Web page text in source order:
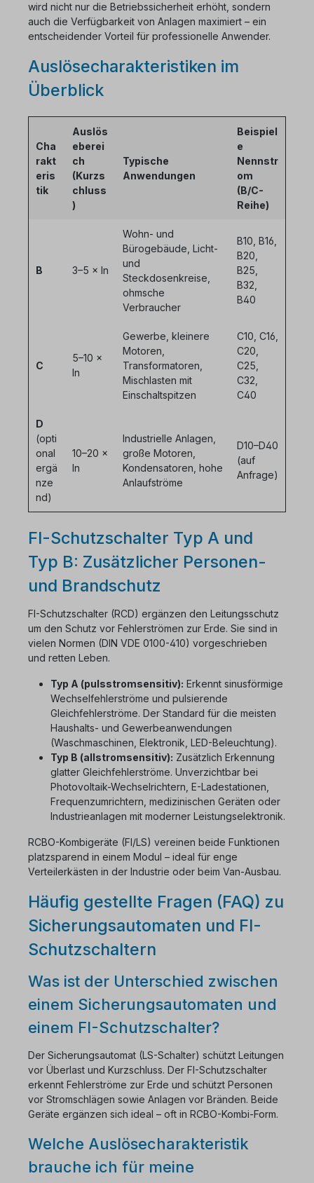
wird nicht nur die Betriebssicherheit erhöht, sondern
auch die Verfügbarkeit von Anlagen maximiert – ein
entscheidender Vorteil für professionelle Anwender.
Auslösecharakteristiken im
Überblick
Cha
rakt
eris
tik
Auslös
eberei
ch
(Kurzs
chluss
)
Typische
Anwendungen
Beispiel
e
Nennstr
om
(B/C-
Reihe)
B 3–5 × In
Wohn- und
Bürogebäude, Licht-
und
Steckdosenkreise,
ohmsche
Verbraucher
B10, B16,
B20,
B25,
B32,
B40
C
5–10 ×
In
Gewerbe, kleinere
Motoren,
Transformatoren,
Mischlasten mit
Einschaltspitzen
C10, C16,
C20,
C25,
C32,
C40
D
(opti
onal
ergä
nze
nd)
10–20 ×
In
Industrielle Anlagen,
große Motoren,
Kondensatoren, hohe
Anlaufströme
D10–D40
(auf
Anfrage)
FI-Schutzschalter Typ A und
Typ B: Zusätzlicher Personen-
und Brandschutz
FI-Schutzschalter (RCD) ergänzen den Leitungsschutz
um den Schutz vor Fehlerströmen zur Erde. Sie sind in
vielen Normen (DIN VDE 0100-410) vorgeschrieben
und retten Leben.
Typ A (pulsstromsensitiv): Erkennt sinusförmige
Wechselfehlerströme und pulsierende
Gleichfehlerströme. Der Standard für die meisten
Haushalts- und Gewerbeanwendungen
(Waschmaschinen, Elektronik, LED-Beleuchtung).
Typ B (allstromsensitiv): Zusätzlich Erkennung
glatter Gleichfehlerströme. Unverzichtbar bei
Photovoltaik-Wechselrichtern, E-Ladestationen,
Frequenzumrichtern, medizinischen Geräten oder
Industrieanlagen mit moderner Leistungselektronik.
RCBO-Kombigeräte (FI/LS) vereinen beide Funktionen
platzsparend in einem Modul – ideal für enge
Verteilerkästen in der Industrie oder beim Van-Ausbau.
Häufig gestellte Fragen (FAQ) zu
Sicherungsautomaten und FI-
Schutzschaltern
Was ist der Unterschied zwischen
einem Sicherungsautomaten und
einem FI-Schutzschalter?
Der Sicherungsautomat (LS-Schalter) schützt Leitungen
vor Überlast und Kurzschluss. Der FI-Schutzschalter
erkennt Fehlerströme zur Erde und schützt Personen
vor Stromschlägen sowie Anlagen vor Bränden. Beide
Geräte ergänzen sich ideal – oft in RCBO-Kombi-Form.
Welche Auslösecharakteristik
brauche ich für meine